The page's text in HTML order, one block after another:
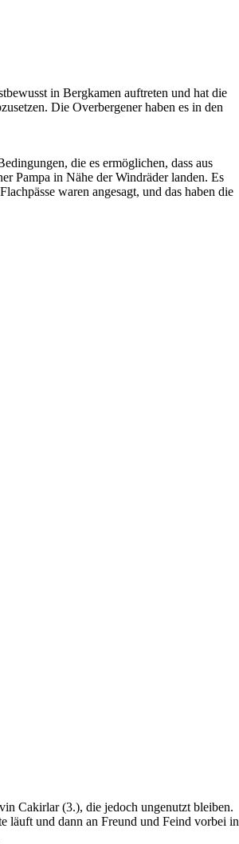
in Bergkamen auftreten und hat die
Die Overbergener haben es in den
die es ermöglichen, dass aus
Pampa in Nähe der Windräder landen. Es
waren angesagt, und das haben die
Cakirlar (3.), die jedoch ungenutzt bleiben.
läuft und dann an Freund und Feind vorbei in